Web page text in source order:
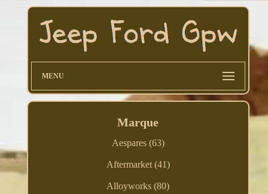
MENU
Marque
Aespares (63)
Aftermarket (41)
Alloyworks (80)